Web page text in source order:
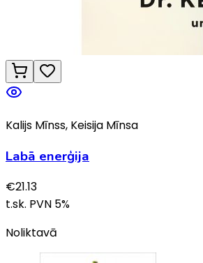
Kalijs Mīnss, Keisija Mīnsa
Labā enerģija
€21.13
t.sk. PVN 5%
Noliktavā